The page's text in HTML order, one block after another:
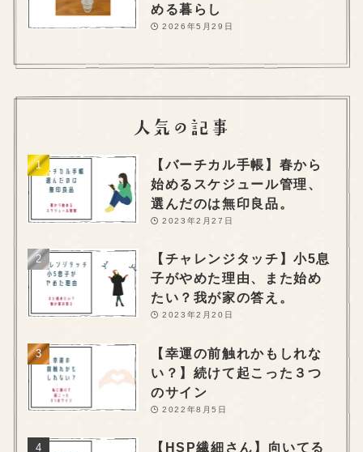
める暮らし
2026年5月29日
【バーチカル手帳】春から
始めるスケジュール管理、
選んだのは無印良品。
2023年2月27日
【チャレンジタッチ】小5息
子がやめた理由、また始め
たい？我が家の答え。
2023年2月20日
【幸運の前触れかもしれな
い？】続けて起こった３つ
のサイン
2022年8月5日
【HSP繊細さん】向いてる